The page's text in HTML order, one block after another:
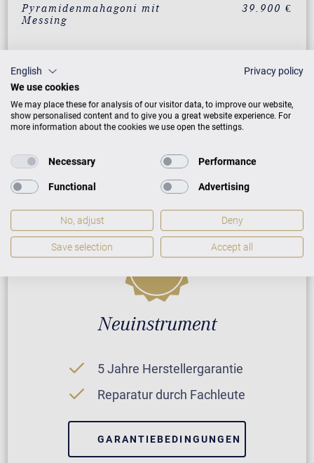
Pyramidenmahagoni mit
Messing
39.900 €
ZUSATZLEISTUNGEN FÜR C. BECHSTEIN
RESIDENCE R 6 STYLE
Neuinstrument
5 Jahre Herstellergarantie
Reparatur durch Fachleute
GARANTIEBEDINGUNGEN
English
Privacy policy
We use cookies
We may place these for analysis of our visitor data, to improve our website,
show personalised content and to give you a great website experience. For
more information about the cookies we use open the settings.
Necessary Performance
Functional Advertising
No, adjust Deny
Save selection Accept all